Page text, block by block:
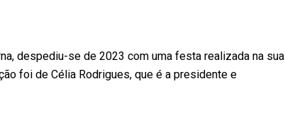
despediu-se de 2023 com uma festa realizada na sua
foi de Célia Rodrigues, que é a presidente e